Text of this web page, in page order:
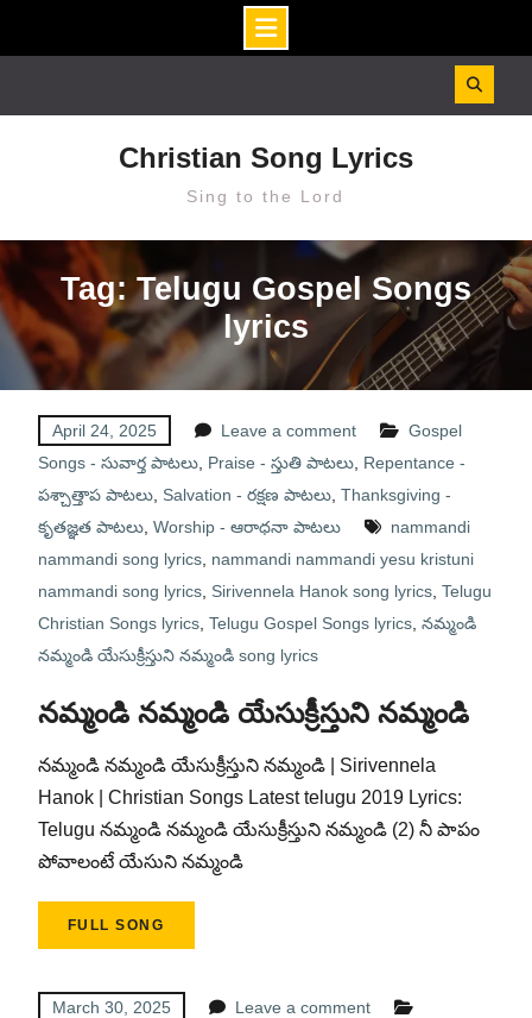
Christian Song Lyrics
Sing to the Lord
Tag: Telugu Gospel Songs
lyrics
April 24, 2025 Leave a comment
Gospel
Songs - సువార్త పాటలు, Praise - స్తుతి పాటలు, Repentance -
పశ్చాత్తాప పాటలు, Salvation - రక్షణ పాటలు, Thanksgiving -
కృతజ్ఞత పాటలు, Worship - ఆరాధనా పాటలు
nammandi
nammandi song lyrics, nammandi nammandi yesu kristuni
nammandi song lyrics, Sirivennela Hanok song lyrics, Telugu
Christian Songs lyrics, Telugu Gospel Songs lyrics, నమ్మండి
నమ్మండి యేసుక్రీస్తుని నమ్మండి song lyrics
నమ్మండి నమ్మండి యేసుక్రీస్తుని నమ్మండి
నమ్మండి నమ్మండి యేసుక్రీస్తుని నమ్మండి | Sirivennela
Hanok | Christian Songs Latest telugu 2019 Lyrics:
Telugu నమ్మండి నమ్మండి యేసుక్రీస్తుని నమ్మండి (2) నీ పాపం
పోవాలంటే యేసుని నమ్మండి
FULL SONG
March 30, 2025
Leave a comment